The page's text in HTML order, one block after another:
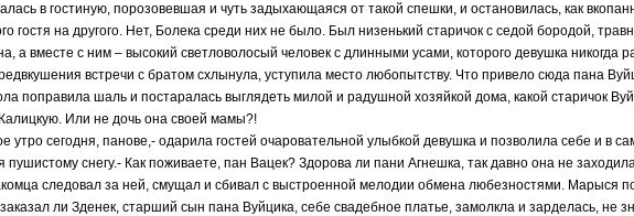
в гостиную, порозовевшая и чуть задыхающаяся от такой спешки, и остановилась, как
гостя на другого. Нет, Болека среди них не было. Был низенький старичок с седой бородой,
а вместе с ним – высокий светловолосый человек с длинными усами, которого девушка никогда
встречи с братом схлынула, уступила место любопытству. Что привело сюда пана
поправила шаль и постаралась выглядеть милой и радушной хозяйкой дома, какой старичок
Или не дочь она своей мамы?!
утро сегодня, панове,- одарила гостей очаровательной улыбкой девушка и позволила себе и в
пушистому снегу.- Как поживаете, пан Вацек? Здорова ли пани Агнешка, так давно она не
следовал за ней, смущал и сбивал с выстроенной мелодии обмена любезностями. Марыся
ли Зденек, старший сын пана Вуйцика, себе свадебное платье, замолкла и зарделась, не